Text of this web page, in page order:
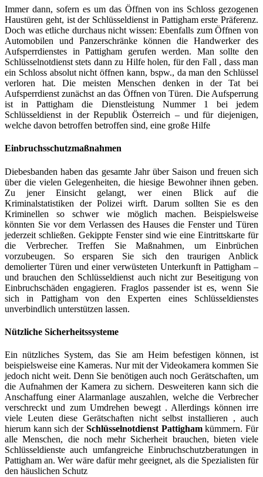
Immer dann, sofern es um das Öffnen von ins Schloss gezogenen
Haustüren geht, ist der Schlüsseldienst in Pattigham erste Präferenz.
Doch was etliche durchaus nicht wissen: Ebenfalls zum Öffnen von
Automobilen und Panzerschränke können die Handwerker des
Aufsperrdienstes in Pattigham gerufen werden. Man sollte den
Schlüsselnotdienst stets dann zu Hilfe holen, für den Fall , dass man
ein Schloss absolut nicht öffnen kann, bspw., da man den Schlüssel
verloren hat. Die meisten Menschen denken in der Tat bei
Aufsperrdienst zunächst an das Öffnen von Türen. Die Aufsperrung
ist in Pattigham die Dienstleistung Nummer 1 bei jedem
Schlüsseldienst in der Republik Österreich – und für diejenigen,
welche davon betroffen betroffen sind, eine große Hilfe
Einbruchsschutzmaßnahmen
Diebesbanden haben das gesamte Jahr über Saison und freuen sich
über die vielen Gelegenheiten, die hiesige Bewohner ihnen geben.
Zu jener Einsicht gelangt, wer einen Blick auf die
Kriminalstatistiken der Polizei wirft. Darum sollten Sie es den
Kriminellen so schwer wie möglich machen. Beispielsweise
könnten Sie vor dem Verlassen des Hauses die Fenster und Türen
jederzeit schließen. Gekippte Fenster sind wie eine Eintrittskarte für
die Verbrecher. Treffen Sie Maßnahmen, um Einbrüchen
vorzubeugen. So ersparen Sie sich den traurigen Anblick
demolierter Türen und einer verwüsteten Unterkunft in Pattigham –
und brauchen den Schlüsseldienst auch nicht zur Beseitigung von
Einbruchschäden engagieren. Fraglos passender ist es, wenn Sie
sich in Pattigham von den Experten eines Schlüsseldienstes
unverbindlich unterstützen lassen.
Nützliche Sicherheitssysteme
Ein nützliches System, das Sie am Heim befestigen können, ist
beispielsweise eine Kameras. Nur mit der Videokamera kommen Sie
jedoch nicht weit. Denn Sie benötigen auch noch Gerätschaften, um
die Aufnahmen der Kamera zu sichern. Desweiteren kann sich die
Anschaffung einer Alarmanlage auszahlen, welche die Verbrecher
verschreckt und zum Umdrehen bewegt . Allerdings können irre
viele Leuten diese Gerätschaften nicht selbst installieren , auch
hierum kann sich der Schlüsselnotdienst Pattighamkümmern. Für
alle Menschen, die noch mehr Sicherheit brauchen, bieten viele
Schlüsseldienste auch umfangreiche Einbruchschutzberatungen in
Pattigham an. Wer wäre dafür mehr geeignet, als die Spezialisten für
den häuslichen Schutz